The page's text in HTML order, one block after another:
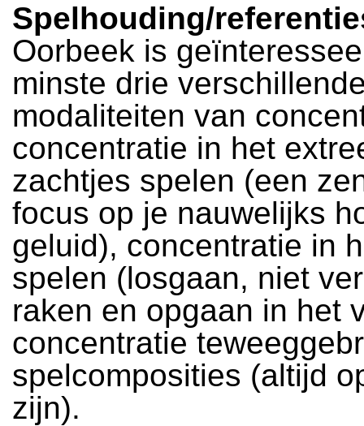
Spelhouding/
Oorbeek is
minste drie
modaliteiten van
concentratie in het
zachtjes spelen (een
focus op je nauwelijks
geluid), concentratie in
spelen (losgaan, niet
raken en opgaan in het
concentratie
spelcomposities (altijd
zijn).